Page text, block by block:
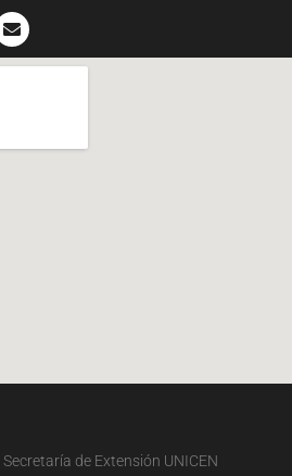
Secretaría de Extensión UNICEN